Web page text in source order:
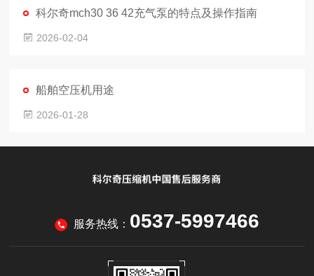
科尔奇mch30 36 42充气泵的特点及操作指南
2026-02-04
船舶空压机用途
2026-01-28
服务热线： 0537-5997466